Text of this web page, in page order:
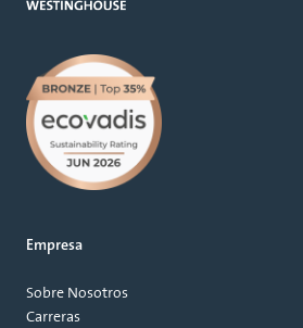
Empresa
Sobre Nosotros
Carreras